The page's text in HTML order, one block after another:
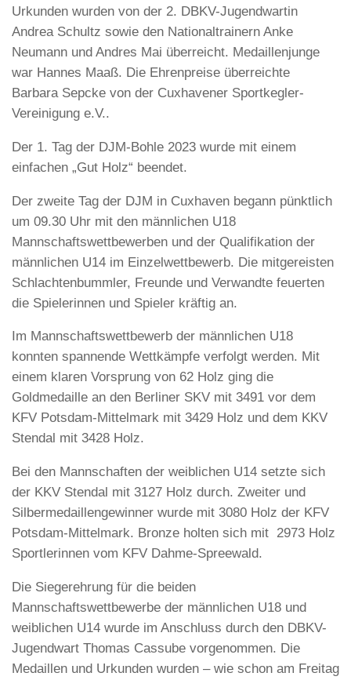
Urkunden wurden von der 2. DBKV-Jugendwartin
Andrea Schultz sowie den Nationaltrainern Anke
Neumann und Andres Mai überreicht. Medaillenjunge
war Hannes Maaß. Die Ehrenpreise überreichte
Barbara Sepcke von der Cuxhavener Sportkegler-
Vereinigung e.V..
Der 1. Tag der DJM-Bohle 2023 wurde mit einem
einfachen „Gut Holz“ beendet.
Der zweite Tag der DJM in Cuxhaven begann pünktlich
um 09.30 Uhr mit den männlichen U18
Mannschaftswettbewerben und der Qualifikation der
männlichen U14 im Einzelwettbewerb. Die mitgereisten
Schlachtenbummler, Freunde und Verwandte feuerten
die Spielerinnen und Spieler kräftig an.
Im Mannschaftswettbewerb der männlichen U18
konnten spannende Wettkämpfe verfolgt werden. Mit
einem klaren Vorsprung von 62 Holz ging die
Goldmedaille an den Berliner SKV mit 3491 vor dem
KFV Potsdam-Mittelmark mit 3429 Holz und dem KKV
Stendal mit 3428 Holz.
Bei den Mannschaften der weiblichen U14 setzte sich
der KKV Stendal mit 3127 Holz durch. Zweiter und
Silbermedaillengewinner wurde mit 3080 Holz der KFV
Potsdam-Mittelmark. Bronze holten sich mit 2973 Holz
Sportlerinnen vom KFV Dahme-Spreewald.
Die Siegerehrung für die beiden
Mannschaftswettbewerbe der männlichen U18 und
weiblichen U14 wurde im Anschluss durch den DBKV-
Jugendwart Thomas Cassube vorgenommen. Die
Medaillen und Urkunden wurden – wie schon am Freitag